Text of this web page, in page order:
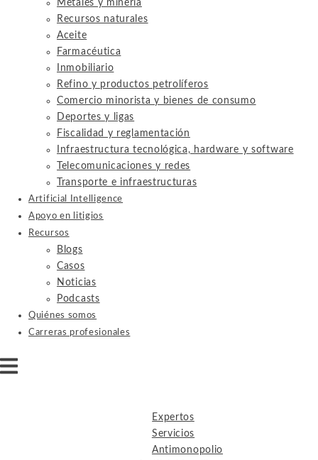
Metales y minería
Recursos naturales
Aceite
Farmacéutica
Inmobiliario
Refino y productos petrolíferos
Comercio minorista y bienes de consumo
Deportes y ligas
Fiscalidad y reglamentación
Infraestructura tecnológica, hardware y software
Telecomunicaciones y redes
Transporte e infraestructuras
Artificial Intelligence
Apoyo en litigios
Recursos
Blogs
Casos
Noticias
Podcasts
Quiénes somos
Carreras profesionales
Expertos
Servicios
Antimonopolio